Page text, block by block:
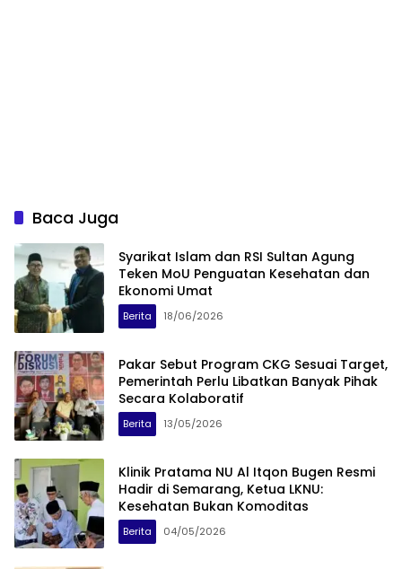
Baca Juga
Syarikat Islam dan RSI Sultan Agung
Teken MoU Penguatan Kesehatan dan
Ekonomi Umat
Berita 18/06/2026
Pakar Sebut Program CKG Sesuai Target,
Pemerintah Perlu Libatkan Banyak Pihak
Secara Kolaboratif
Berita 13/05/2026
Klinik Pratama NU Al Itqon Bugen Resmi
Hadir di Semarang, Ketua LKNU:
Kesehatan Bukan Komoditas
Berita 04/05/2026